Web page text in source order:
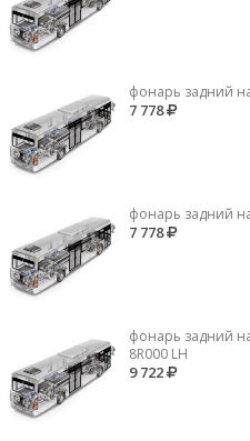
фонарь задний
7 778
фонарь задний
7 778
фонарь задний
8R000 LH
9 722